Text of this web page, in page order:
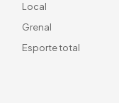
Local
Grenal
Esporte total